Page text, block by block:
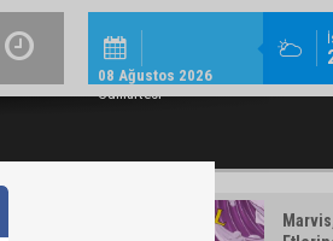
08 Ağustos 2026
Cumartesi
İŞ BANKASI GRUBU ÜST YÖNETIMINDE GÖREV